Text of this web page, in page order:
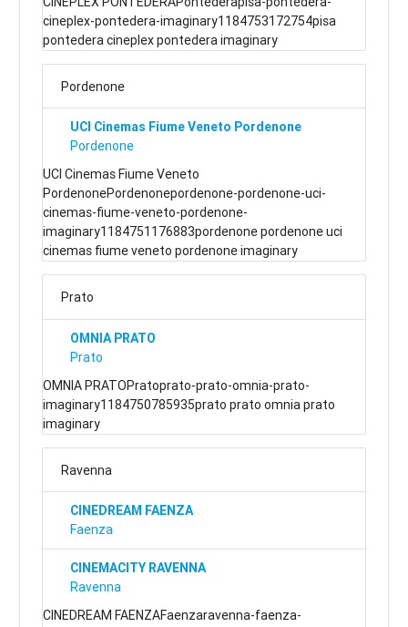
cineplex-pontedera-imaginary1184753172754pisa
pontedera cineplex pontedera imaginary
Pordenone
UCI Cinemas Fiume Veneto Pordenone
Pordenone
UCI Cinemas Fiume Veneto
PordenonePordenonepordenone-pordenone-uci-
cinemas-fiume-veneto-pordenone-
imaginary1184751176883pordenone pordenone uci
cinemas fiume veneto pordenone imaginary
Prato
OMNIA PRATO
Prato
OMNIA PRATOPratoprato-prato-omnia-prato-
imaginary1184750785935prato prato omnia prato
imaginary
Ravenna
CINEDREAM FAENZA
Faenza
CINEMACITY RAVENNA
Ravenna
CINEDREAM FAENZAFaenzaravenna-faenza-